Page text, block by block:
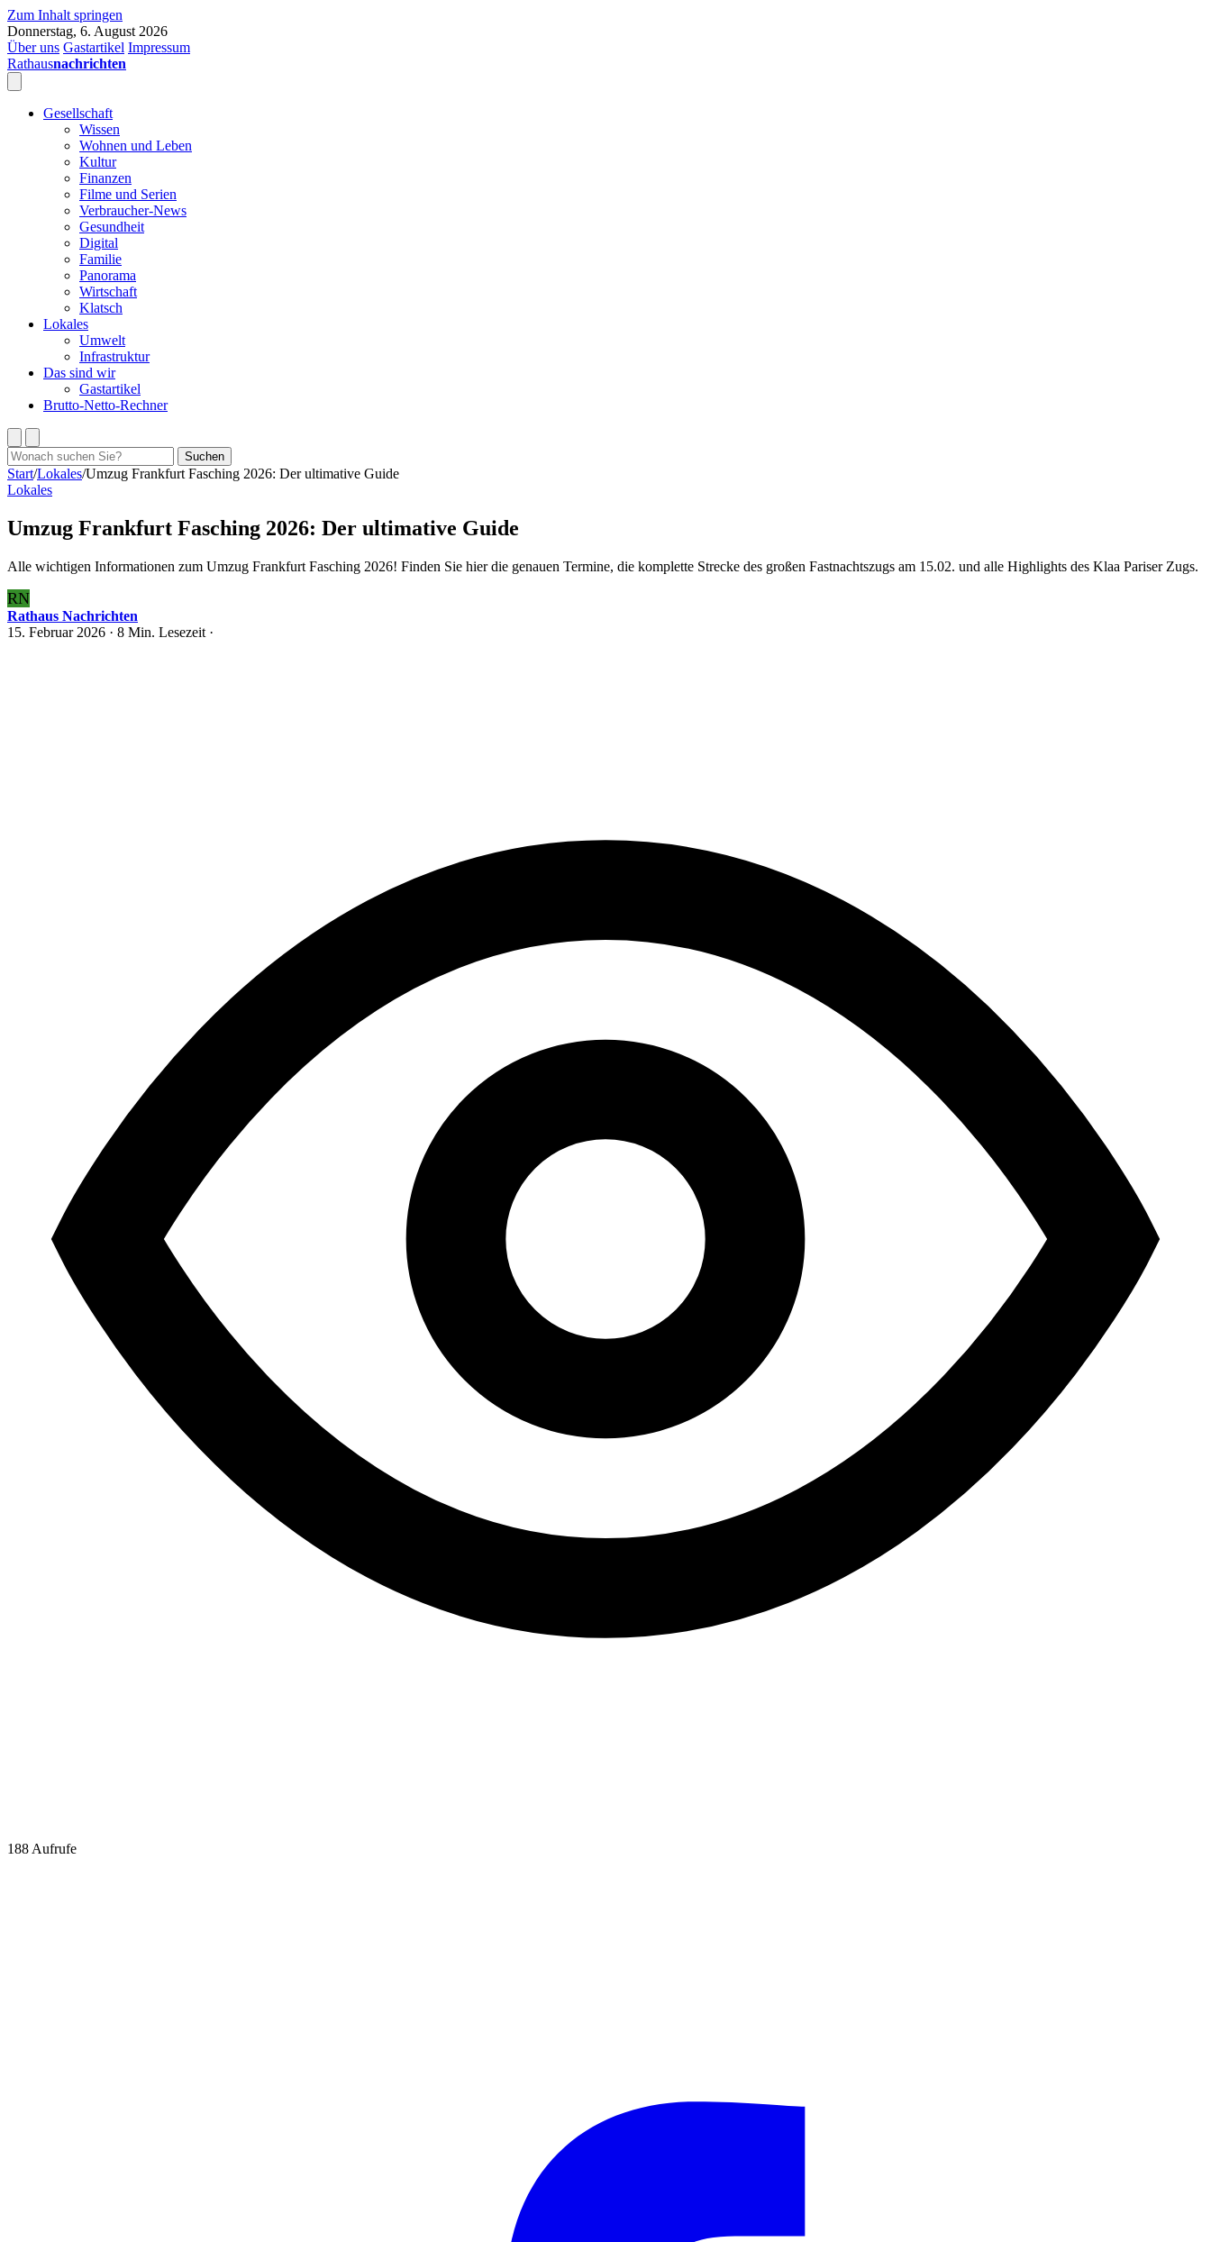
Zum Inhalt springen
Donnerstag, 6. August 2026
Über uns Gastartikel Impressum
Rathausnachrichten
Gesellschaft
Wissen
Wohnen und Leben
Kultur
Finanzen
Filme und Serien
Verbraucher-News
Gesundheit
Digital
Familie
Panorama
Wirtschaft
Klatsch
Lokales
Umwelt
Infrastruktur
Das sind wir
Gastartikel
Brutto-Netto-Rechner
Suchen
nach:
Suchen
Start/Lokales/Umzug Frankfurt Fasching 2026: Der ultimative Guide
Lokales
Umzug Frankfurt Fasching 2026: Der ultimative Guide
Alle wichtigen Informationen zum Umzug Frankfurt Fasching 2026! Finden Sie hier die genauen Termine, die komplette Strecke des großen Fastnachtszugs am 15.02. und alle Highlights des Klaa Pariser Zugs.
RN
Rathaus Nachrichten
15. Februar 2026 · 8 Min. Lesezeit ·
188 Aufrufe